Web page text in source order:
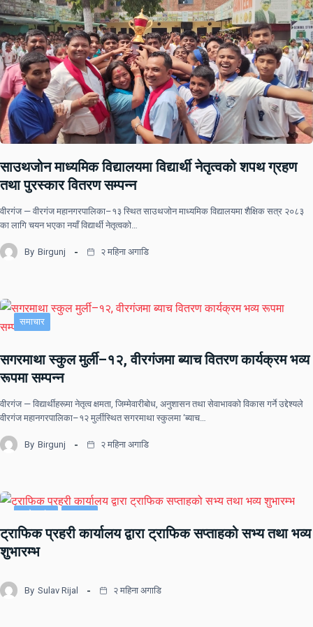
साउथजोन माध्यमिक विद्यालयमा विद्यार्थी नेतृत्वको शपथ ग्रहण
तथा पुरस्कार वितरण सम्पन्न
वीरगंज — वीरगंज महानगरपालिका–१३ स्थित साउथजोन माध्यमिक विद्यालयमा शैक्षिक सत्र २०८३
का लागि चयन भएका नयाँ विद्यार्थी नेतृत्वको…
By Birgunj २ महिना अगाडि
समाचार
सगरमाथा स्कुल मुर्ली–१२, वीरगंजमा ब्याच वितरण कार्यक्रम भव्य
रूपमा सम्पन्न
वीरगंज — विद्यार्थीहरूमा नेतृत्व क्षमता, जिम्मेवारीबोध, अनुशासन तथा सेवाभावको विकास गर्ने उद्देश्यले
वीरगंज महानगरपालिका–१२ मुर्लीस्थित सगरमाथा स्कुलमा ‘ब्याच…
By Birgunj २ महिना अगाडि
ट्राफिक प्रहरी कार्यालय द्वारा ट्राफिक सप्ताहको सभ्य तथा भव्य
शुभारम्भ
By Sulav Rijal २ महिना अगाडि